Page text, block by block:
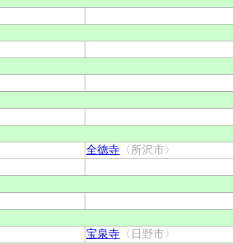
全徳寺 〈所沢市〉
宝泉寺 〈日野市〉